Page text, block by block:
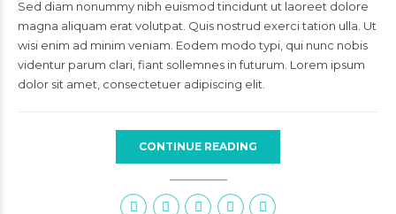
Sed diam nonummy nibh euismod tincidunt ut laoreet dolore
magna aliquam erat volutpat. Quis nostrud exerci tation ulla. Ut
wisi enim ad minim veniam. Eodem modo typi, qui nunc nobis
videntur parum clari, fiant sollemnes in futurum. Lorem ipsum
dolor sit amet, consectetuer adipiscing elit.
CONTINUE READING